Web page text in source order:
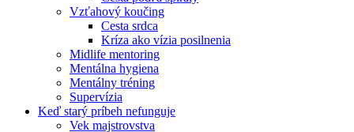
Vzťahový koučing
Cesta srdca
Kríza ako vízia posilnenia
Midlife mentoring
Mentálna hygiena
Mentálny tréning
Supervízia
Keď starý príbeh nefunguje
Vek majstrovstva